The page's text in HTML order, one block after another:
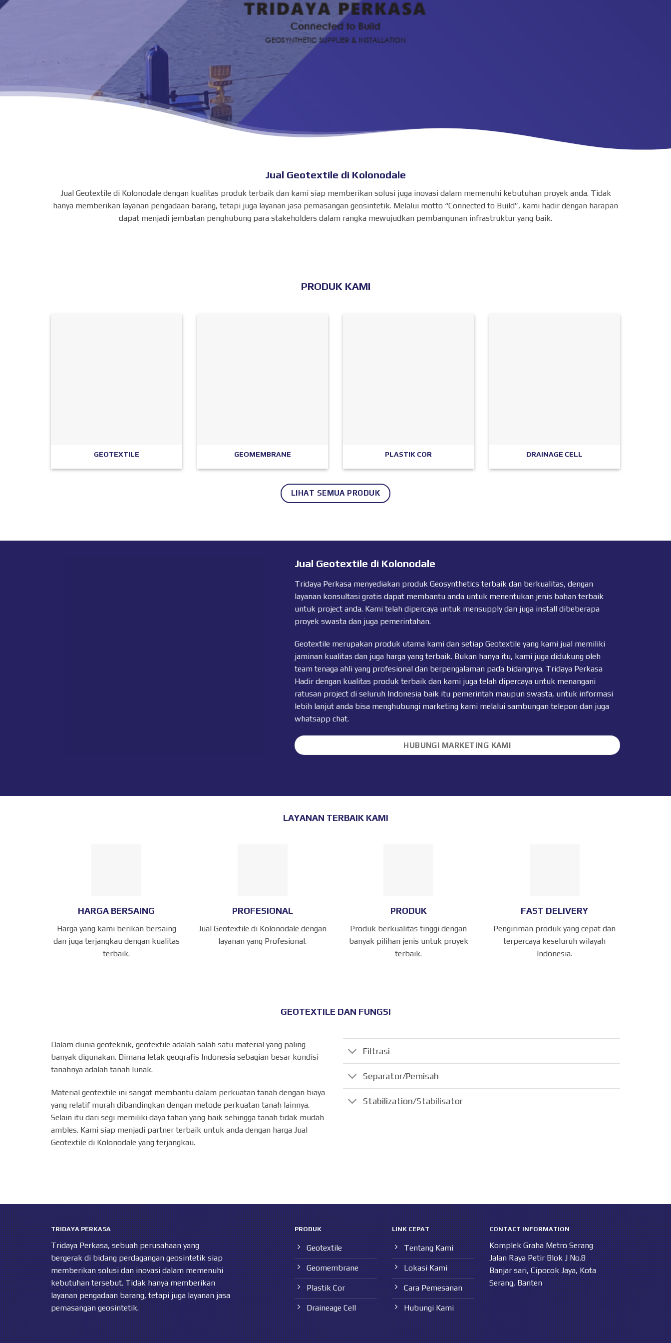
Jual Geotextile di Kolonodale
Jual Geotextile di Kolonodale dengan kualitas produk terbaik dan kami siap memberikan solusi juga inovasi dalam memenuhi kebutuhan proyek anda. Tidak
hanya memberikan layanan pengadaan barang, tetapi juga layanan jasa pemasangan geosintetik. Melalui motto “Connected to Build”, kami hadir dengan harapan
dapat menjadi jembatan penghubung para stakeholders dalam rangka mewujudkan pembangunan infrastruktur yang baik.
PRODUK KAMI
GEOTEXTILE GEOMEMBRANE PLASTIK COR DRAINAGE CELL
LIHAT SEMUA PRODUK
Jual Geotextile di Kolonodale
Tridaya Perkasa menyediakan produk Geosynthetics terbaik dan berkualitas, dengan
layanan konsultasi gratis dapat membantu anda untuk menentukan jenis bahan terbaik
untuk project anda. Kami telah dipercaya untuk mensupply dan juga install dibeberapa
proyek swasta dan juga pemerintahan.
Geotextile merupakan produk utama kami dan setiap Geotextileyang kami jual memiliki
jaminan kualitas dan juga harga yang terbaik. Bukan hanya itu, kami juga didukung oleh
team tenaga ahli yang profesional dan berpengalaman pada bidangnya. Tridaya Perkasa
Hadir dengan kualitas produk terbaik dan kami juga telah dipercaya untuk menangani
ratusan project di seluruh Indonesia baik itu pemerintah maupun swasta, untuk informasi
lebih lanjut anda bisa menghubungi marketing kami melalui sambungan telepon dan juga
whatsapp chat.
HUBUNGI MARKETING KAMI
LAYANAN TERBAIK KAMI
HARGA BERSAING
Harga yang kami berikan bersaing
dan juga terjangkau dengan kualitas
terbaik.
PROFESIONAL
Jual Geotextile di Kolonodale dengan
layanan yang Profesional.
PRODUK
Produk berkualitas tinggi dengan
banyak pilihan jenis untuk proyek
terbaik.
FAST DELIVERY
Pengiriman produk yang cepat dan
terpercaya keseluruh wilayah
Indonesia.
GEOTEXTILE DAN FUNGSI
Dalam dunia geoteknik, geotextile adalah salah satu material yang paling
banyak digunakan. Dimana letak geografis Indonesia sebagian besar kondisi
tanahnya adalah tanah lunak.
Material geotextile ini sangat membantu dalam perkuatan tanah dengan biaya
yang relatif murah dibandingkan dengan metode perkuatan tanah lainnya.
Selain itu dari segi memiliki daya tahan yang baik sehingga tanah tidak mudah
ambles. Kami siap menjadi partner terbaik untuk anda dengan harga Jual
Geotextile di Kolonodale yang terjangkau.
Filtrasi
Separator/Pemisah
Stabilization/Stabilisator
TRIDAYA PERKASA
Tridaya Perkasa, sebuah perusahaan yang
bergerak di bidang perdagangan geosintetik siap
memberikan solusi dan inovasi dalam memenuhi
kebutuhan tersebut. Tidak hanya memberikan
layanan pengadaan barang, tetapi juga layanan jasa
pemasangan geosintetik.
PRODUK
Geotextile
Geomembrane
Plastik Cor
Draineage Cell
LINK CEPAT
Tentang Kami
Lokasi Kami
Cara Pemesanan
Hubungi Kami
CONTACT INFORMATION
Komplek Graha Metro Serang
Jalan Raya Petir Blok J No.8
Banjar sari, Cipocok Jaya, Kota
Serang, Banten